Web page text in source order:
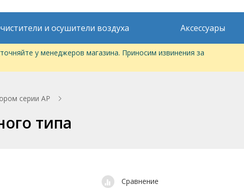
и осушители воздуха Аксессуары
у менеджеров магазина. Приносим извинения за
серии AP
типа
Сравнение